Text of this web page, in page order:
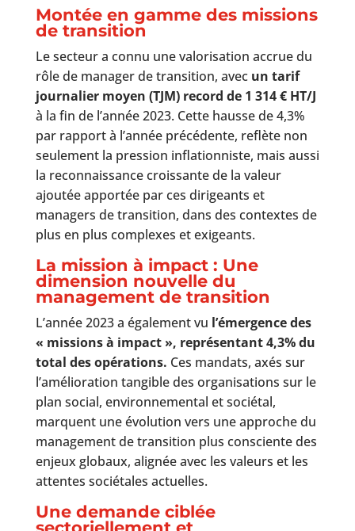
Montée en gamme des missions
de transition
Le secteur a connu une valorisation accrue du
rôle de manager de transition, avec un tarif
journalier moyen (TJM) record de 1 314 € HT/J
à la fin de l’année 2023. Cette hausse de 4,3%
par rapport à l’année précédente, reflète non
seulement la pression inflationniste, mais aussi
la reconnaissance croissante de la valeur
ajoutée apportée par ces dirigeants et
managers de transition, dans des contextes de
plus en plus complexes et exigeants.
La mission à impact : Une
dimension nouvelle du
management de transition
L’année 2023 a également vu l’émergence des
« missions à impact », représentant 4,3% du
total des opérations. Ces mandats, axés sur
l’amélioration tangible des organisations sur le
plan social, environnemental et sociétal,
marquent une évolution vers une approche du
management de transition plus consciente des
enjeux globaux, alignée avec les valeurs et les
attentes sociétales actuelles.
Une demande ciblée